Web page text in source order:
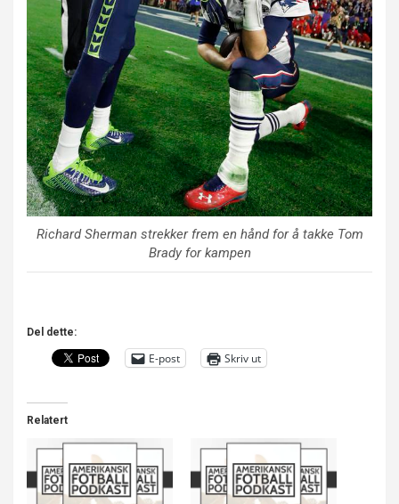
Richard Sherman strekker frem en hånd for å takke Tom
Brady for kampen
Del dette:
E-post Skriv ut
Relatert